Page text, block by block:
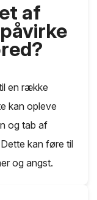
af
en række
kan opleve
og tab af
kan føre til
og angst.